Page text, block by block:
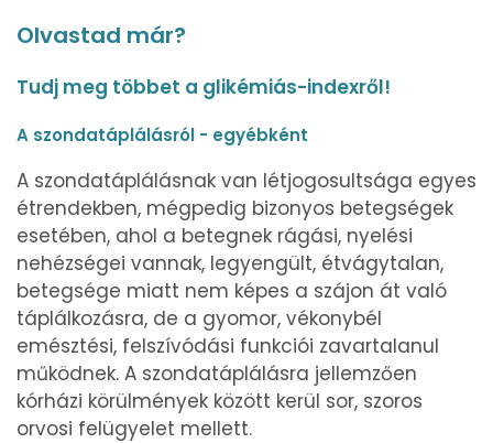
Olvastad már?
Tudj meg többet a glikémiás-indexről!
A szondatáplálásról - egyébként
A szondatáplálásnak van létjogosultsága egyes
étrendekben, mégpedig bizonyos betegségek
esetében, ahol a betegnek rágási, nyelési
nehézségei vannak, legyengült, étvágytalan,
betegsége miatt nem képes a szájon át való
táplálkozásra, de a gyomor, vékonybél
emésztési, felszívódási funkciói zavartalanul
működnek. A szondatáplálásra jellemzően
kórházi körülmények között kerül sor, szoros
orvosi felügyelet mellett.